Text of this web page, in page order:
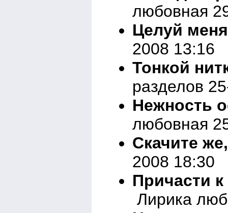
любовная
Целуй
2008 13:16
Тонкой
разделов
Нежность
любовная
Скачите
2008 18:30
Причасти
Лирика